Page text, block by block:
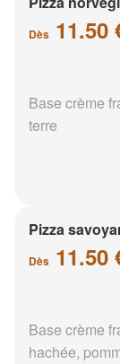
Dès 11.50
Base crème
terre
Pizza
Dès 11.50
Base crème
hachée,